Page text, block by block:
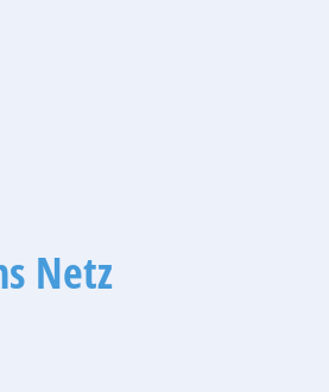
Netz